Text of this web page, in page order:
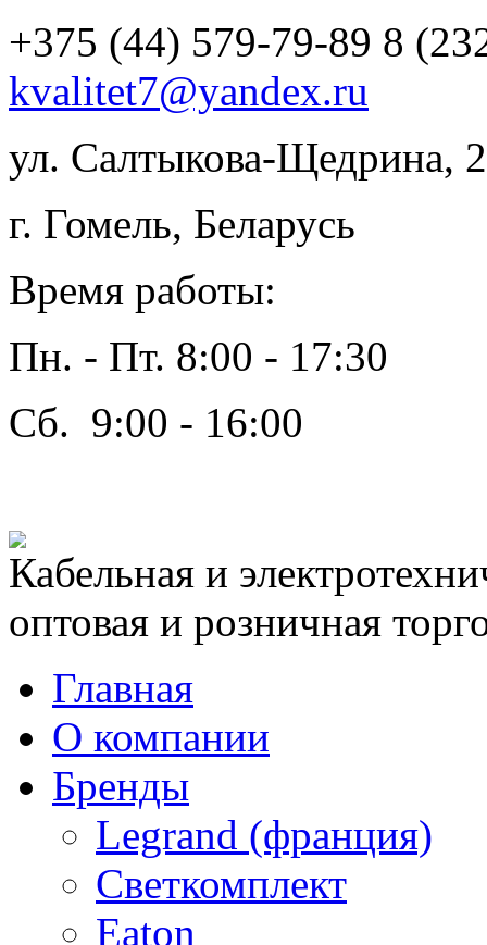
+375 (44) 579-79-89 8
kvalitet7@yandex.ru
ул. Салтыкова-Щедрина, 2
г. Гомель, Беларусь
Время работы:
Пн. - Пт. 8:00 - 17:30
Сб. 9:00 - 16:00
Кабельная и
оптовая и розничная
Главная
О компании
Бренды
Legrand (франция)
Светкомплект
Eaton